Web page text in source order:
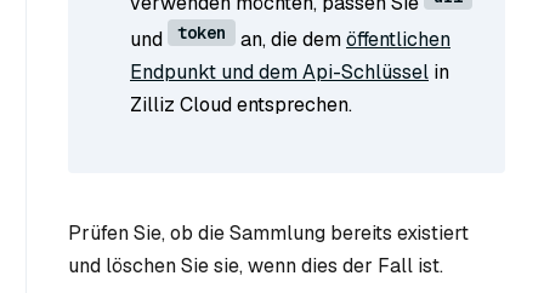
und token an, die demöffentlichen
Endpunkt und dem Api-Schlüssel in
Zilliz Cloud entsprechen.
Prüfen Sie, ob die Sammlung bereits existiert
und löschen Sie sie, wenn dies der Fall ist.